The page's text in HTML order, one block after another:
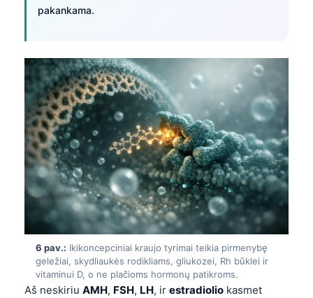
pakankama.
6 pav.: Ikikoncepciniai kraujo tyrimai teikia pirmenybę
geležiai, skydliaukės rodikliams, gliukozei, Rh būklei ir
vitaminui D, o ne plačioms hormonų patikroms.
Aš neskiriu AMH, FSH, LH, ir estradiolio kasmet
Eesti
日本語
ქართული
Русский
Polski
한국어
Slovenščina
Magyar
Shqip
मराठी